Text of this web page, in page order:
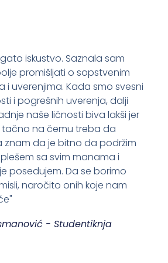
iskustvo. Saznala sam
promišljati o sopstvenim
i uverenjima. Kada smo svesni
i pogrešnih uverenja, dalji
naše ličnosti biva lakši jer
na čemu treba da
znam da je bitno da podržim
sa svim manama i
posedujem. Da se borimo
naročito onih koje nam
- Studentiknja